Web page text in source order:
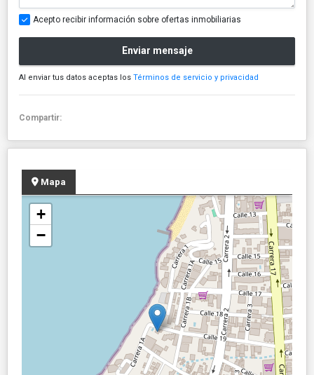
Acepto recibir información sobre ofertas inmobiliarias
Enviar mensaje
Al enviar tus datos aceptas los Términos de servicio y privacidad
Compartir:
Mapa
+
−